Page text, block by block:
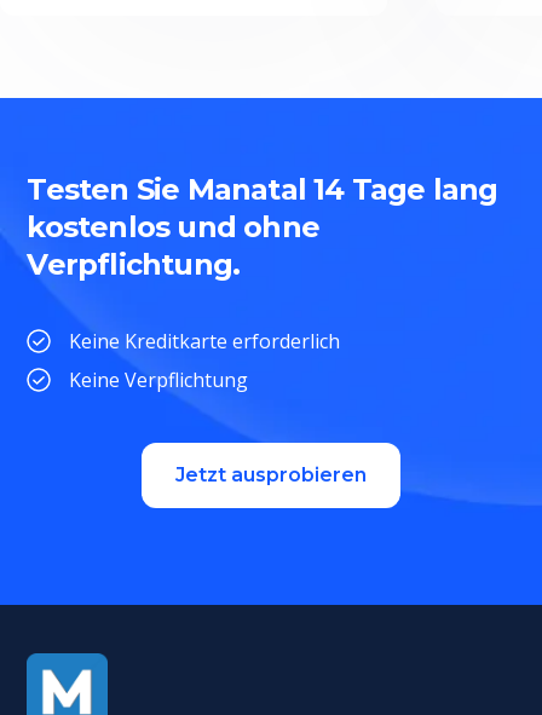
Testen Sie Manatal 14 Tage lang
kostenlos und ohne
Verpflichtung.
Keine Kreditkarte erforderlich
Keine Verpflichtung
Jetzt ausprobieren